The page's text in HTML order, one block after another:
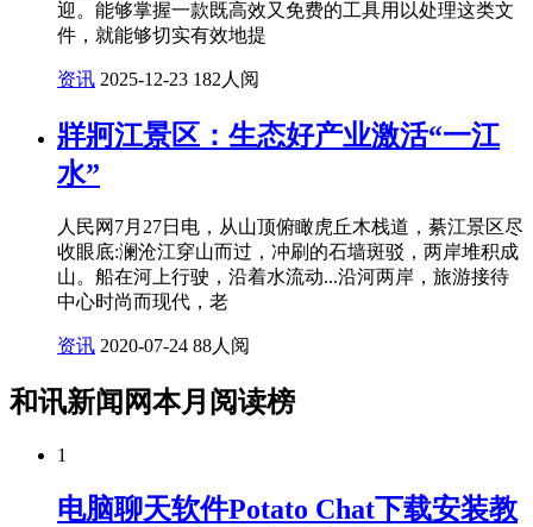
迎。能够掌握一款既高效又免费的工具用以处理这类文
件，就能够切实有效地提
资讯 2025-12-23 182人阅
牂牁江景区：生态好产业激活“一江
水”
人民网7月27日电，从山顶俯瞰虎丘木栈道，綦江景区尽
收眼底:澜沧江穿山而过，冲刷的石墙斑驳，两岸堆积成
山。船在河上行驶，沿着水流动...沿河两岸，旅游接待
中心时尚而现代，老
资讯 2020-07-24 88人阅
和讯新闻网本月阅读榜
1
电脑聊天软件Potato Chat下载安装教